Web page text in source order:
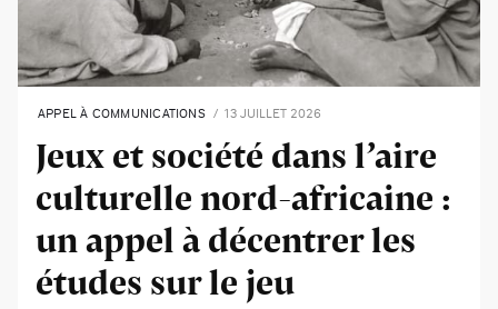
APPEL À COMMUNICATIONS 13 JUILLET 2026
Jeux et société dans l’aire
culturelle nord-africaine :
un appel à décentrer les
études sur le jeu